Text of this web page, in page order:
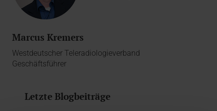
Marcus Kremers
Westdeutscher Teleradiologieverband
Geschäftsführer
Letzte Blogbeiträge